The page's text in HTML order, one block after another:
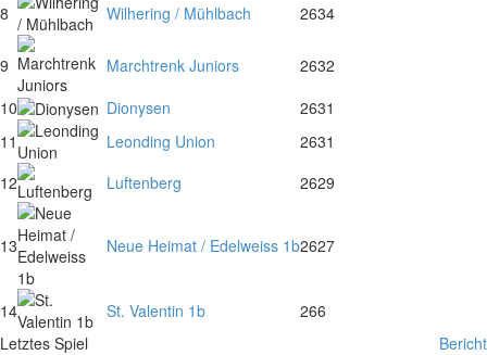
8
Wilhering / Mühlbach 2634
9 Marchtrenk Juniors 2632
10
Dionysen 2631
11
Leonding Union 2631
12
Luftenberg 2629
13 Neue Heimat / Edelweiss 1b2627
14 St. Valentin 1b 266
Letztes Spiel
Bericht